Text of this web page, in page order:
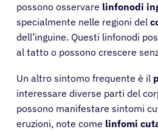
possono osservare linfonodi
specialmente nelle regioni del
dell’inguine. Questi linfonodi
al tatto o possono crescere
Un altro sintomo frequente è il
interessare diverse parti del
possono manifestare sintomi
eruzioni, note come linfomi